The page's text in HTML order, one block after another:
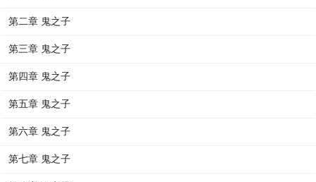
第二章 鬼之子
第三章 鬼之子
第四章 鬼之子
第五章 鬼之子
第六章 鬼之子
第七章 鬼之子